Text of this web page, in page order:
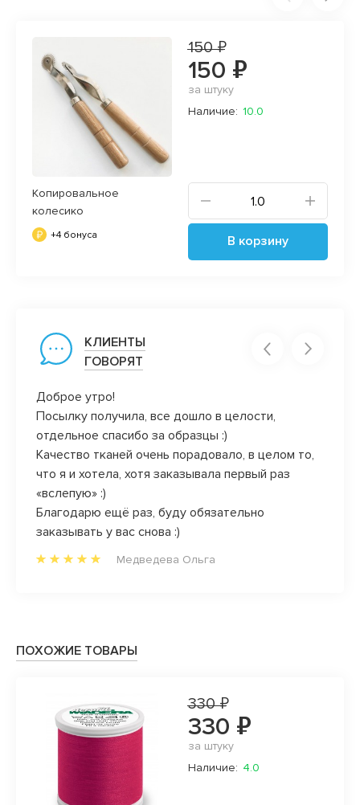
Копировальное
колесико
+4 бонуса
150 ₽
150 ₽
за штуку
Наличие: 10.0
В корзину
КЛИЕНТЫ
ГОВОРЯТ
Доброе утро!
Посылку получила, все дошло в целости,
отдельное спасибо за образцы :)
Качество тканей очень порадовало, в целом то,
что я и хотела, хотя заказывала первый раз
«вслепую» :)
Благодарю ещё раз, буду обязательно
заказывать у вас снова :)
Медведева Ольга
ПОХОЖИЕ ТОВАРЫ
330 ₽
330 ₽
за штуку
Наличие: 4.0